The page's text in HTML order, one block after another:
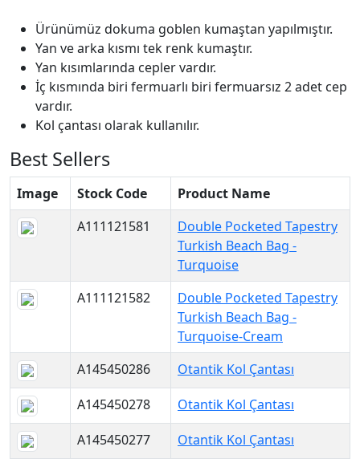
Ürünümüz dokuma goblen kumaştan yapılmıştır.
Yan ve arka kısmı tek renk kumaştır.
Yan kısımlarında cepler vardır.
İç kısmında biri fermuarlı biri fermuarsız 2 adet cep
vardır.
Kol çantası olarak kullanılır.
Best Sellers
Image Stock Code
Product Name
A111121581
Double Pocketed Tapestry
Turkish Beach Bag -
Turquoise
A111121582
Double Pocketed Tapestry
Turkish Beach Bag -
Turquoise-Cream
A145450286
Otantik Kol Çantası
A145450278
Otantik Kol Çantası
A145450277
Otantik Kol Çantası